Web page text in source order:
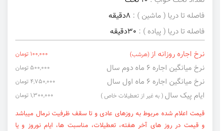
فاصله تا دریا ( ماشین ) : 8دقیقه
فاصله تا دریا ( پیاده ) : 30دقیقه
نرخ اجاره روزانه از (هرشب) 100,000 تومان
نرخ میانگین اجاره ۶ ماه دوم سال 500,000 تومان
نرخ میانگین اجاره ۶ ماه اول سال 4,750,000 تومان
ایام پیک سال ( به غیر از تعطیلات خاص ) 1,300,000 تومان
قیمت اعلام شده مربوط به روزهای عادی و تا سقف ظرفیت نرمال میباشد
و قیمت در روز های آخر هفته، تعطیلات، مناسبت ها، ایام نوروز و یا